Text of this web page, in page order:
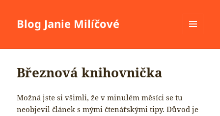
Blog Janie Milíčové
Březnová knihovnička
Možná jste si všimli, že v minulém měsíci se tu
neobjevil článek s mými čtenářskými tipy. Důvod je